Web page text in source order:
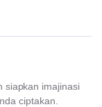
siapkan imajinasi
ciptakan.